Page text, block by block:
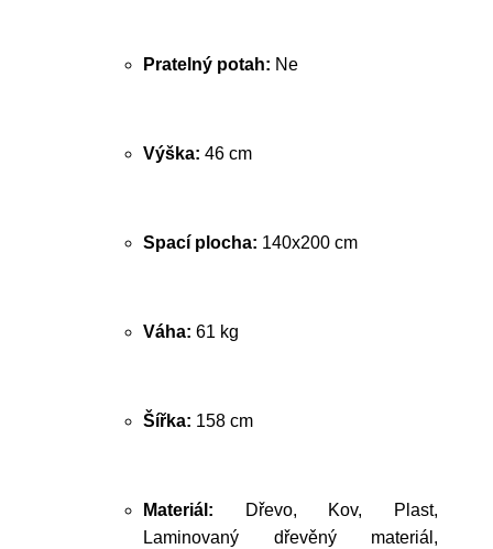
Pratelný potah: Ne
Výška: 46 cm
Spací plocha: 140x200 cm
Váha: 61 kg
Šířka: 158 cm
Materiál: Dřevo, Kov, Plast,
Laminovaný dřevěný materiál,